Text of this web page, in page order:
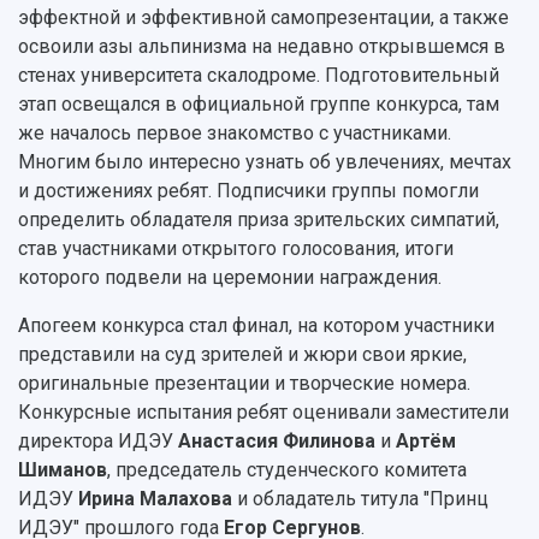
3D-тур по университету
Музеи
Учебный аэродром
Центр истории авиационных двигателей
Ботанический сад
Умный дом бабочек
Международный межвузовский кампус
Сведения об образовательной организации
Официальные документы
Патенты
Публикации и издания
Отчеты о проведенных конференциях
эффектной и эффективной самопрезентации, а также
освоили азы альпинизма на недавно открывшемся в
стенах университета скалодроме. Подготовительный
этап освещался в официальной группе конкурса, там
же началось первое знакомство с участниками.
Многим было интересно узнать об увлечениях, мечтах
и достижениях ребят. Подписчики группы помогли
определить обладателя приза зрительских симпатий,
став участниками открытого голосования, итоги
которого подвели на церемонии награждения.
Апогеем конкурса стал финал, на котором участники
представили на суд зрителей и жюри свои яркие,
оригинальные презентации и творческие номера.
Конкурсные испытания ребят оценивали заместители
директора ИДЭУ Анастасия Филинова и Артём
Шиманов, председатель студенческого комитета
ИДЭУ Ирина Малахова и обладатель титула "Принц
ИДЭУ" прошлого года Егор Сергунов.